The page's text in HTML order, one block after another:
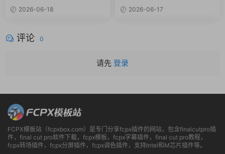
件 2026-06-18
插件2026-06-17
评论 0
请先 登录
FCPX模板站（fcpxbox.com）是专门分享fcpx插件的网站，包含finalcutpro插
件，final cut pro软件下载，fcpx模板，fcpx字幕插件，final cut pro教程，
fcpx转场插件，fcpx分屏插件，fcpx调色插件，支持Intel和M芯片插件等。